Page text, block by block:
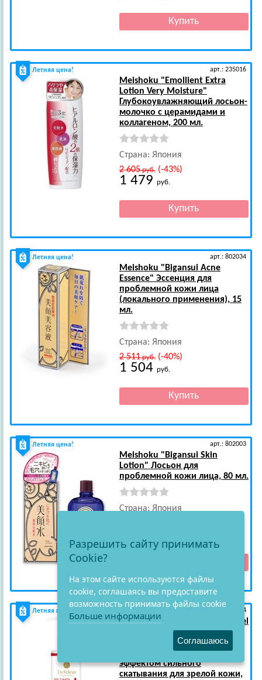
Летняя цена! арт.: 235016
Meishoku "Emollient Extra
Lotion Very Moisture"
Глубокоувлажняющий лосьон-
молочко c церамидами и
коллагеном, 200 мл.
Страна: Япония
2 605руб.(-43%)
1 479 руб.
Летняя цена! арт.: 802034
Meishoku "Bigansui Acne
Essence" Эссенция для
проблемной кожи лица
(локального применения), 15
мл.
Страна: Япония
2 511руб.(-40%)
1 504 руб.
Летняя цена! арт.: 802003
Meishoku "Bigansui Skin
Lotion" Лосьон для
проблемной кожи лица, 80 мл.
Страна: Япония
Летняя цена! арт.: 226984
Meishoku"Detclear Bright&Peel
Peeling Jelly Aging Care"
Очищающий пилинг-гель с
AHA и BHA кислотами, с
эффектом сильного
скатывания для зрелой кожи,
Разрешить сайту принимать
Cookie?
На этом сайте используются файлы
cookie, соглашаясь вы предоставите
возможность принимать файлы cookie
Больше информации
Соглашаюсь